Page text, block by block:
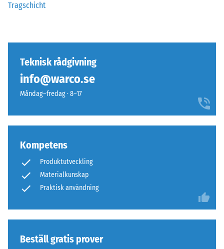
Tragschicht
Teknisk rådgivning
info@warco.se
Måndag–fredag · 8–17
Kompetens
Produktutveckling
Materialkunskap
Praktisk användning
Beställ gratis prover